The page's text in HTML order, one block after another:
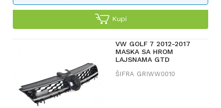
Kupi
VW GOLF 7 2012-2017
MASKA SA HROM
LAJSNAMA GTD
ŠIFRA GRIWW0010